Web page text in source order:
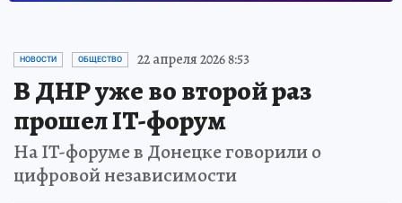
НОВОСТИ ОБЩЕСТВО 22 апреля 2026 8:53
В ДНР уже во второй раз
прошел IT-форум
На IT-форуме в Донецке говорили о
цифровой независимости